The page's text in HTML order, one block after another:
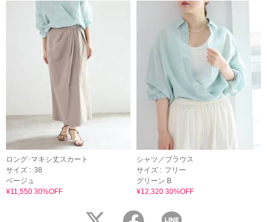
ロング･マキシ丈スカート
サイズ : 38
ベージュ
¥11,550 30%OFF
シャツ／ブラウス
サイズ : フリー
グリーン B
¥12,320 30%OFF
twitter facebook